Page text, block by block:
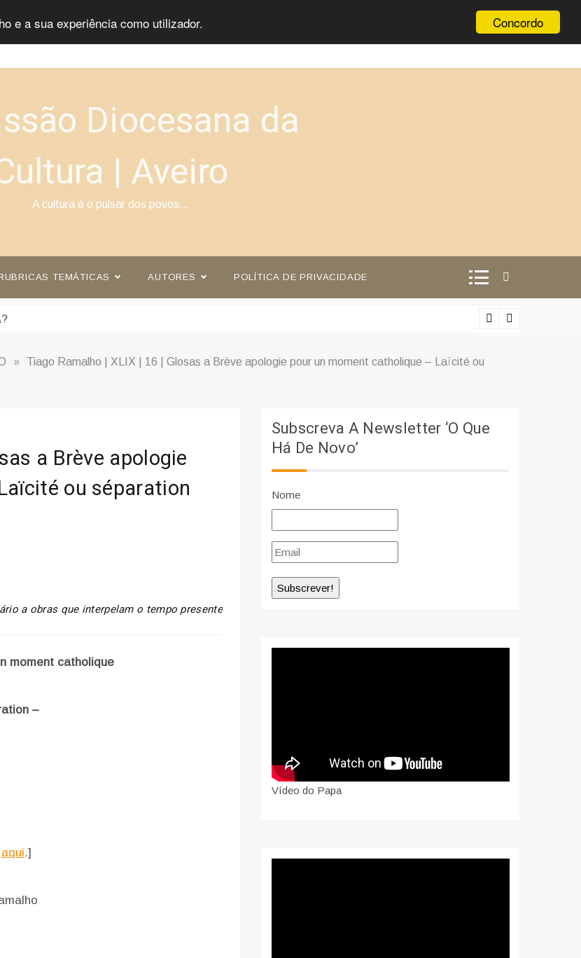
Concordo
e a sua experiência como utilizador.
Diocesana da
| Aveiro
A cultura é o pulsar dos povos…
TEMÁTICAS AUTORES POLÍTICA DE PRIVACIDADE
»
Tiago Ramalho | XLIX | 16 | Glosas a Brève apologie pour un moment catholique – Laïcité ou
a Brève apologie
ou séparation
a obras que interpelam o tempo presente
moment catholique
–
aqui.]
Subscreva A Newsletter ‘O Que
Há De Novo’
Nome
Vídeo do Papa